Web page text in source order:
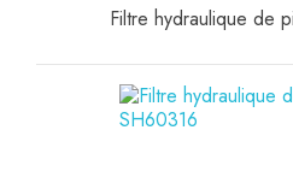
Filtre hydraulique de